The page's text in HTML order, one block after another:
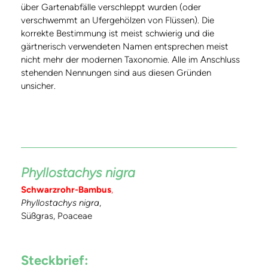
über Gartenabfälle verschleppt wurden (oder
verschwemmt an Ufergehölzen von Flüssen). Die
korrekte Bestimmung ist meist schwierig und die
gärtnerisch verwendeten Namen entsprechen meist
nicht mehr der modernen Taxonomie. Alle im Anschluss
stehenden Nennungen sind aus diesen Gründen
unsicher.
Phyllostachys nigra
Schwarzrohr-Bambus,
Phyllostachys nigra,
Süßgras, Poaceae
Steckbrief: